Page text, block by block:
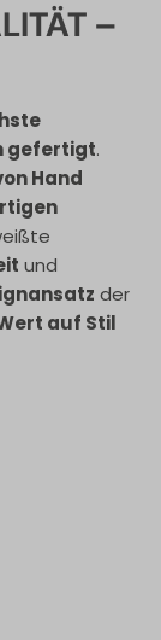
–
gefertigt.
Hand
und
der
auf Stil